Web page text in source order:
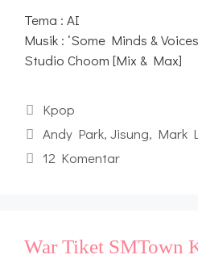
Tema : AI
Musik : ‘Some Minds &
Studio Choom [Mix & Max]
Kategori
Kpop
Tag
Andy Park,Jisung, Mark
12 Komentar
War Tiket SMTown